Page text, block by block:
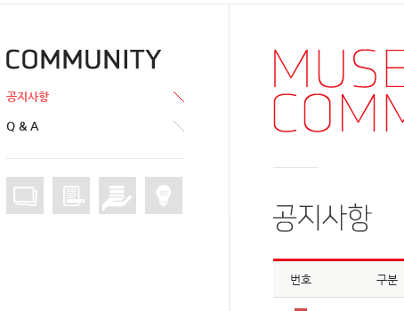
공지사항
Q & A
번호 구분